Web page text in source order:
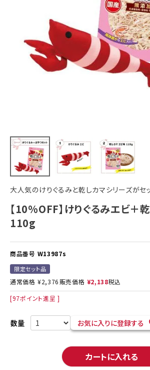
ようこそ ゲスト 様
ログイン person 新
大人気のけりぐるみと乾しカマシリーズがセッ
【10%OFF】けりぐるみエビ＋
110g
商品番号 W13987s
限定セット品
通常価格 ¥2,376 販売価格 ¥2,138税込
[97ポイント進呈 ]
お気に入りに登録する
カートに入れる